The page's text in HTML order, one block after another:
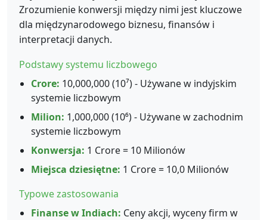
Zrozumienie konwersji między nimi jest kluczowe
dla międzynarodowego biznesu, finansów i
interpretacji danych.
Podstawy systemu liczbowego
Crore: 10,000,000 (10⁷) - Używane w indyjskim
systemie liczbowym
Milion: 1,000,000 (10⁶) - Używane w zachodnim
systemie liczbowym
Konwersja: 1 Crore = 10 Milionów
Miejsca dziesiętne: 1 Crore = 10,0 Milionów
Typowe zastosowania
Finanse w Indiach: Ceny akcji, wyceny firm w